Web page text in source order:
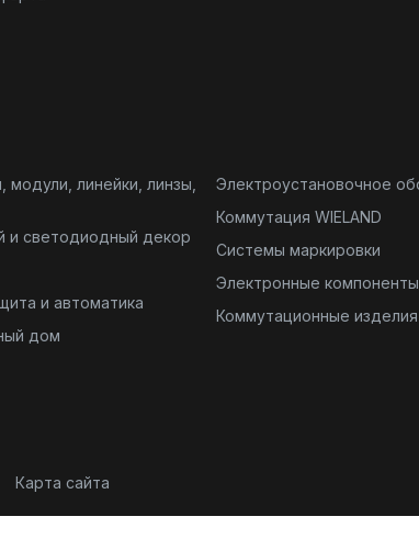
линейки, линзы,
и светодиодный декор
и автоматика
дом
Электроустановочное
Коммутация WIELAND
Системы маркировки
Электронные компоненты
Коммутационные изделия
Карта сайта